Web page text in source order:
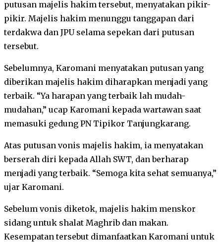
putusan majelis hakim tersebut, menyatakan pikir-
pikir. Majelis hakim menunggu tanggapan dari
terdakwa dan JPU selama sepekan dari putusan
tersebut.
Sebelumnya, Karomani menyatakan putusan yang
diberikan majelis hakim diharapkan menjadi yang
terbaik. “Ya harapan yang terbaik lah mudah-
mudahan,” ucap Karomani kepada wartawan saat
memasuki gedung PN Tipikor Tanjungkarang.
Atas putusan vonis majelis hakim, ia menyatakan
berserah diri kepada Allah SWT, dan berharap
menjadi yang terbaik. “Semoga kita sehat semuanya,”
ujar Karomani.
Sebelum vonis diketok, majelis hakim menskor
sidang untuk shalat Maghrib dan makan.
Kesempatan tersebut dimanfaatkan Karomani untuk